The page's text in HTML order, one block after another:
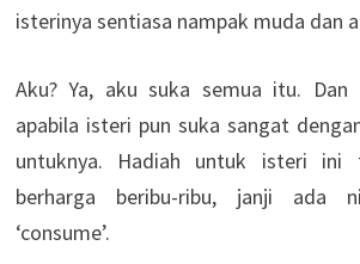
isterinya sentiasa nampak muda dan
Aku? Ya, aku suka semua itu. Dan
apabila isteri pun suka sangat
untuknya. Hadiah untuk isteri ini
berharga beribu-ribu, janji ada
‘consume’.